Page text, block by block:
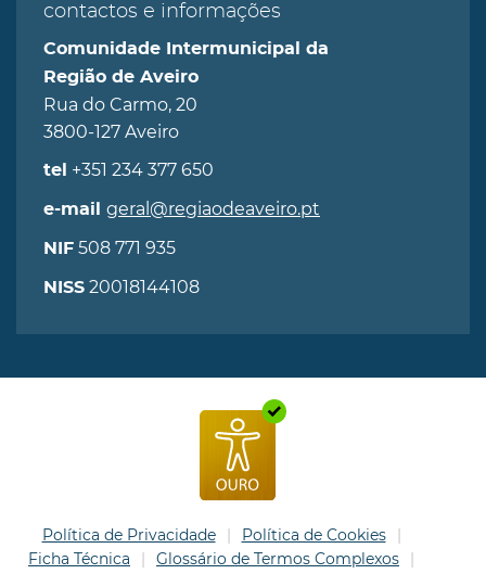
contactos e informações
Comunidade Intermunicipal da
Região de Aveiro
Rua do Carmo, 20
3800-127 Aveiro
tel +351 234 377 650
e-mail geral@regiaodeaveiro.pt
NIF 508 771 935
NISS 20018144108
Política de Privacidade
Política de Cookies
Ficha Técnica
Glossário de Termos Complexos